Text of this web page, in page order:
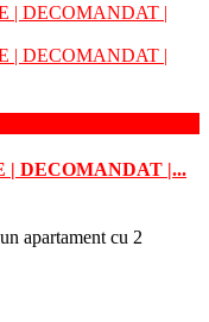
| DECOMANDAT |...
apartament cu 2